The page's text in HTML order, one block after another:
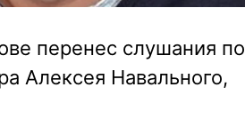
перенес слушания по
Алексея Навального,